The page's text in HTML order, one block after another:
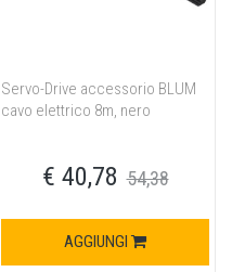
Servo-Drive accessorio BLUM
cavo elettrico 8m, nero
€ 40,78 54,38
AGGIUNGI